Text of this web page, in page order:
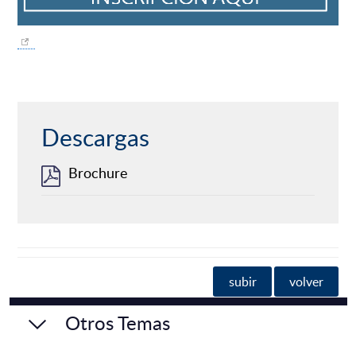
Descargas
Brochure
subir volver
Otros Temas